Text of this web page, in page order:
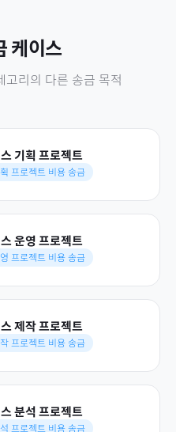
케이스
고리의 다른 송금 목적
기획 프로젝트
프로젝트 비용 송금
운영 프로젝트
프로젝트 비용 송금
제작 프로젝트
프로젝트 비용 송금
분석 프로젝트
프로젝트 비용 송금